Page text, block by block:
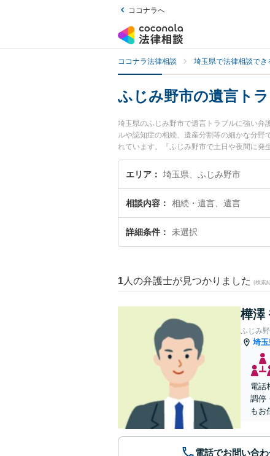
ココナラへ
ココナラ法律相談 埼玉県で法律相談でき
ふじみ野市の遺言ト
埼玉県のふじみ野市で遺言トラブルに強い弁
ルや認知症の相続、遺産分割等の細かな分野
れています。『ふじみ野市で土日や夜間に発
い』『初回相談無料で遺言トラブルを法律
エリア 埼玉県、ふじみ野市
相談内容 相続・遺言、遺言
詳細条件 未選択
1 人の弁護士が見つかりました (検索
樺澤
ふじみ
埼
電話
調停
もお
電話でお問い合